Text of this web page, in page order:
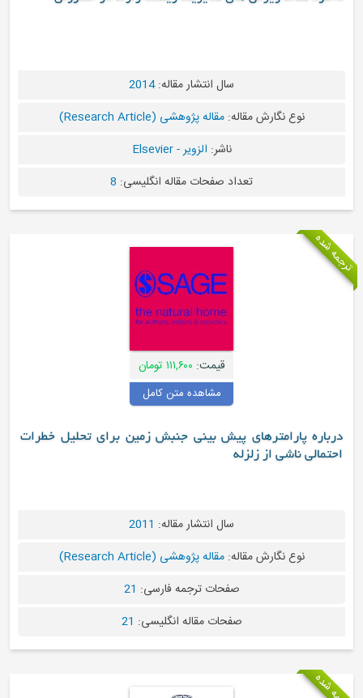
سال انتشار مقاله:2014
نگارش مقاله:مقاله پژوهشی (Research Article)
تعداد صفحات مقاله انگلیسی: 8
مشاهده متن کامل
پیش بینی جنبش زمین برای تحلیل خطرات
از زلزله
سال انتشار مقاله:2011
نگارش مقاله:مقاله پژوهشی (Research Article)
صفحات ترجمه فارسی:21
صفحات مقاله انگلیسی: 21